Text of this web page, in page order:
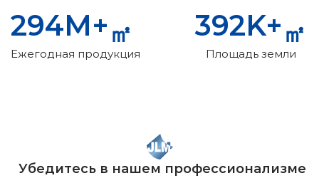
300M+ ㎡
Ежегодная продукция